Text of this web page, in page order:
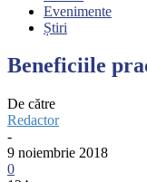
Evenimente
Știri
Beneficiile
De către
Redactor
-
9 noiembrie 2018
0